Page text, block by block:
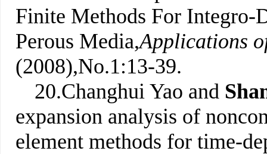
Finite Methods For Integro-
Perous Media,Applications
(2008),No.1:13-39.
20.Changhui Yao and
expansion analysis of
element methods for time-